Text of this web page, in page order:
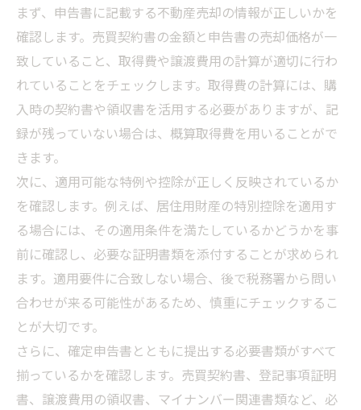
まず、申告書に記載する不動産売却の情報が正しいかを
確認します。売買契約書の金額と申告書の売却価格が一
致していること、取得費や譲渡費用の計算が適切に行わ
れていることをチェックします。取得費の計算には、購
入時の契約書や領収書を活用する必要がありますが、記
録が残っていない場合は、概算取得費を用いることがで
きます。
次に、適用可能な特例や控除が正しく反映されているか
を確認します。例えば、居住用財産の特別控除を適用す
る場合には、その適用条件を満たしているかどうかを事
前に確認し、必要な証明書類を添付することが求められ
ます。適用要件に合致しない場合、後で税務署から問い
合わせが来る可能性があるため、慎重にチェックするこ
とが大切です。
さらに、確定申告書とともに提出する必要書類がすべて
揃っているかを確認します。売買契約書、登記事項証明
書、譲渡費用の領収書、マイナンバー関連書類など、必